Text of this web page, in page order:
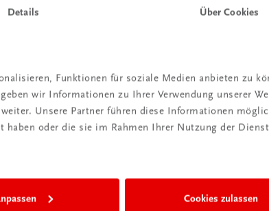
Details Über Cookies
Funktionen für soziale Medien anbieten zu
wir Informationen zu Ihrer Verwendung unserer
Unsere Partner führen diese Informationen
oder die sie im Rahmen Ihrer Nutzung der
Cookies zulassen